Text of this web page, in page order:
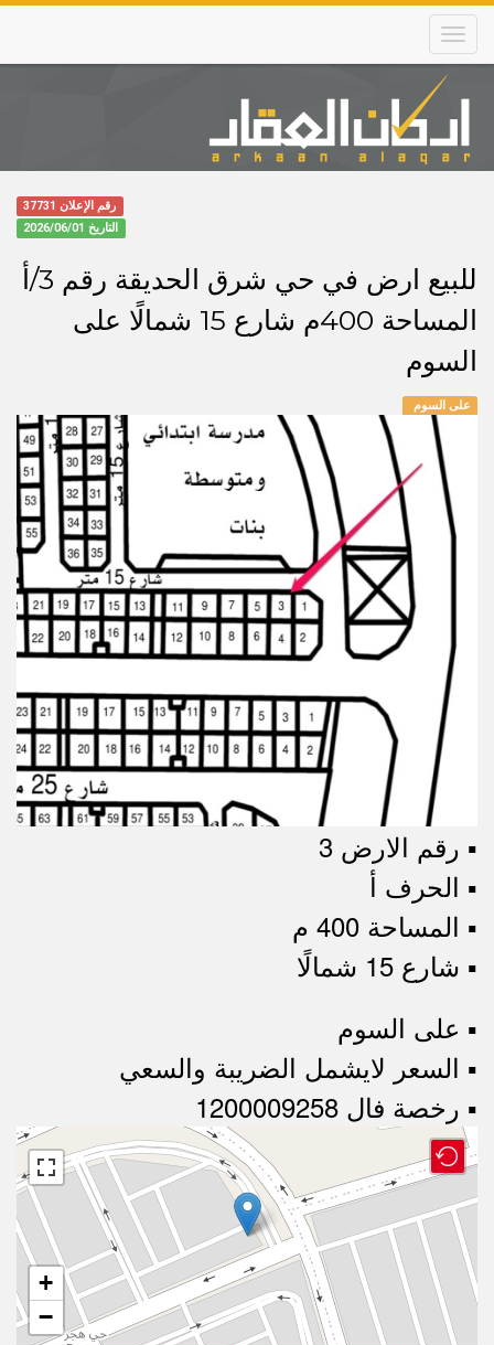
Skip
main
content
Main
navigation
رقم الإعلان 37731
التاريخ 2026/06/01
للبيع ارض في حي شرق الحديقة رقم 3/أ
المساحة 400م شارع 15 شمالًا على
السوم
على السوم
▪︎ رقم الارض 3
▪︎ الحرف أ
▪︎ المساحة 400 م
▪︎ شارع 15 شمالًا
▪︎ على السوم
▪︎ السعر لايشمل الضريبة والسعي
▪︎ رخصة فال 1200009258
+
−